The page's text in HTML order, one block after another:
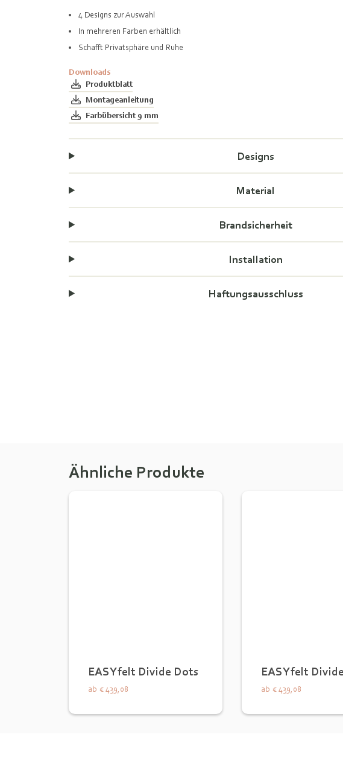
4 Designs zur Auswahl
In mehreren Farben erhältlich
Schafft Privatsphäre und Ruhe
Downloads
Produktblatt
Montageanleitung
Farbübersicht 9 mm
Designs
Material
Brandsicherheit
Installation
Haftungsausschluss
Ähnliche Produkte
EASYfelt Divide Dots
ab € 439,08
EASYfelt
ab € 439,08